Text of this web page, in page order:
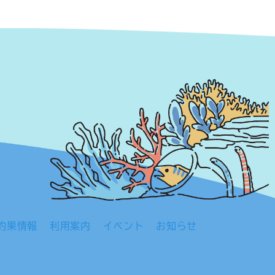
果情報 利用案内 イベント お知らせ